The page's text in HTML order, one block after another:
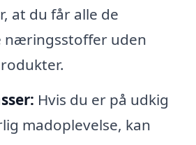
at du får alle de
næringsstoffer uden
Hvis du er på udkig
madoplevelse, kan